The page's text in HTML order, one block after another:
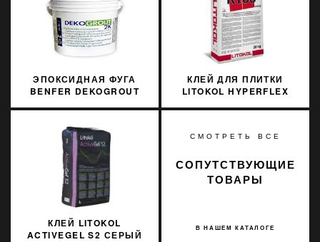
ЭПОКСИДНАЯ ФУГА
BENFER DEKOGROUT
КЛЕЙ ДЛЯ ПЛИТКИ
LITOKOL HYPERFLEX
КЛЕЙ LITOKOL
ACTIVEGEL S2 СЕРЫЙ
СМОТРЕТЬ ВСЕ
В НАШЕМ КАТАЛОГЕ
СОПУТСТВУЮЩИЕ
ТОВАРЫ